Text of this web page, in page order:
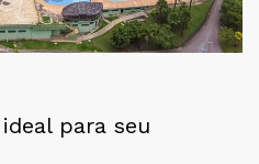
para seu